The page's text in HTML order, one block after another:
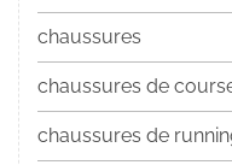
chaussures
chaussures de
chaussures de